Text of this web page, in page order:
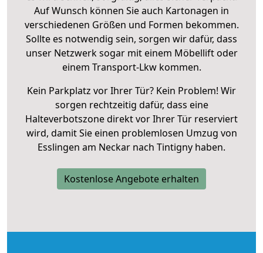
Auf Wunsch können Sie auch Kartonagen in
verschiedenen Größen und Formen bekommen.
Sollte es notwendig sein, sorgen wir dafür, dass
unser Netzwerk sogar mit einem Möbellift oder
einem Transport-Lkw kommen.
Kein Parkplatz vor Ihrer Tür? Kein Problem! Wir
sorgen rechtzeitig dafür, dass eine
Halteverbotszone direkt vor Ihrer Tür reserviert
wird, damit Sie einen problemlosen Umzug von
Esslingen am Neckar nach Tintigny haben.
Kostenlose Angebote erhalten